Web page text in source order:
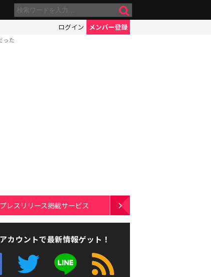
ログイン メンバー登録
った
プレスリリース掲載サービス
カウントで最新情報ゲット！